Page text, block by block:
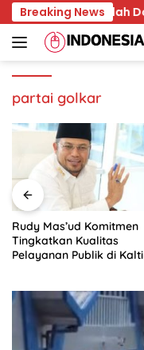
Skip
to
content
Breaking News
Sejumlah Dokter
partai golkar
Rudy Mas’ud Komitmen
Tingkatkan Kualitas
Pelayanan Publik di